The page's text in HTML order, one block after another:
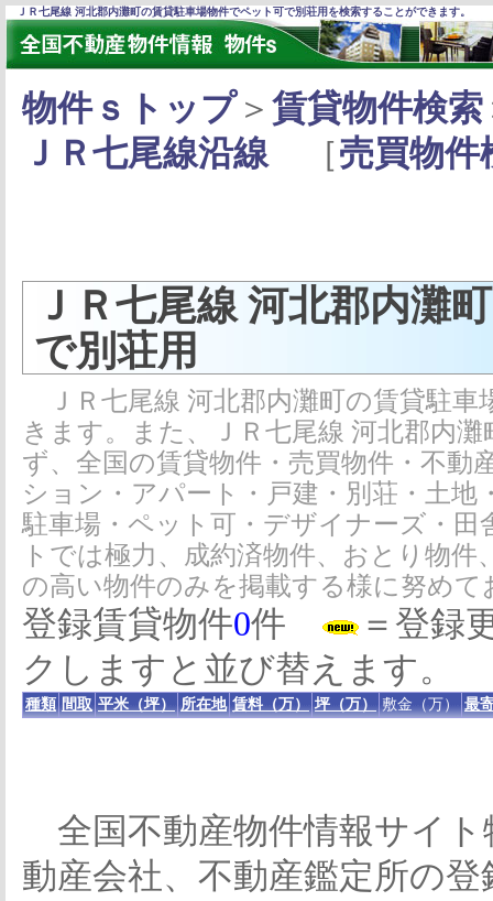
ＪＲ七尾線 河北郡内灘町の賃貸駐車場物件でペット可で別荘用を検索することができます。
物件ｓトップ＞ 賃貸物件検索
ＪＲ七尾線沿線［売買物件
ＪＲ七尾線 河北郡内灘
で別荘用
ＪＲ七尾線 河北郡内灘町の賃貸駐
きます。また、ＪＲ七尾線 河北郡内
ず、全国の賃貸物件・売買物件・不動
ション・アパート・戸建・別荘・土
駐車場・ペット可・デザイナーズ・
トでは極力、成約済物件、おとり物
の高い物件のみを掲載する様に努めて
登録賃貸物件0件
＝登録
クしますと並び替えます。
種類 間取 平米（坪） 所在地 賃料（万） 坪（万） 敷金（万） 最
全国不動産物件情報サイト
動産会社、不動産鑑定所の